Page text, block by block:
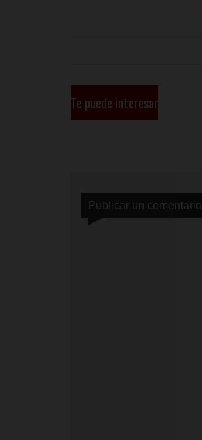
Te puede interesar
Publicar un comentario